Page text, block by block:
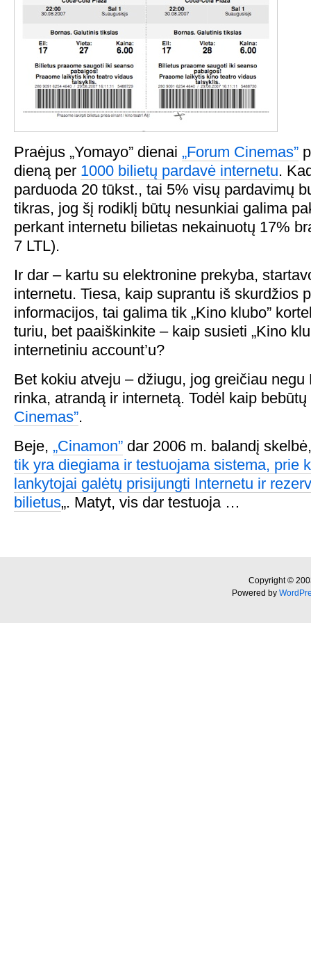
Praėjus „Yomayo” dienai „Forum Cinemas”
dieną per 1000 bilietų pardavė internetu.
parduoda 20 tūkst., tai 5% visų pardavimų
tikras, jog šį rodiklį būtų nesunkiai galima
perkant internetu bilietas nekainuotų 17%
7 LTL).
Ir dar – kartu su elektronine prekyba,
internetu. Tiesa, kaip suprantu iš skurdžios
informacijos, tai galima tik „Kino klubo”
turiu, bet paaiškinkite – kaip susieti „Kino
internetiniu account’u?
Bet kokiu atveju – džiugu, jog greičiau negu
rinka, atrandą ir internetą. Todėl kaip
Cinemas”.
Beje, „Cinamon” dar 2006 m. balandį
tik yra diegiama ir testuojama sistema, prie
lankytojai galėtų prisijungti Internetu ir
bilietus„. Matyt, vis dar testuoja …
Copyright ©
Powered by